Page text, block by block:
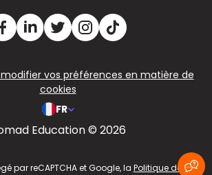
vos préférences en matière de
cookies
FR
Education © 2026
par reCAPTCHA et Google, la Politique de